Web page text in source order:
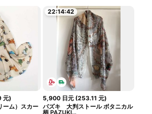
元)
ーム）スカー
22:14:41
5,900 日元 (253.11 元)
パズキ 大判ストール ボタニカル
柄 PAZUKI...